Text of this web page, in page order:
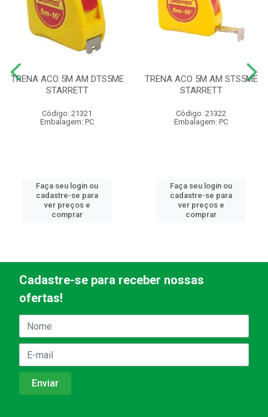
TRENA ACO 5M AM DTS5ME
STARRETT
Código: 21321
Embalagem: PC
Faça seu login ou
cadastre-se para
ver preços e
comprar
TRENA ACO 5M AM STS5ME
STARRETT
Código: 21322
Embalagem: PC
Faça seu login ou
cadastre-se para
ver preços e
comprar
Cadastre-se para receber nossas
ofertas!